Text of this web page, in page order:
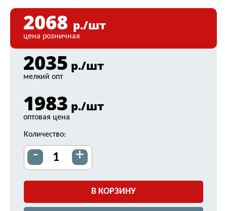
2068 р./шт
цена розничная
2035 р./шт
мелкий опт
1983 р./шт
оптовая цена
Количество:
- +
В КОРЗИНУ